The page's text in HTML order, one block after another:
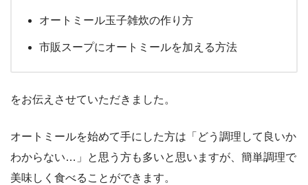
オートミール玉子雑炊の作り方
市販スープにオートミールを加える方法
をお伝えさせていただきました。
オートミールを始めて手にした方は「どう調理して良いか
わからない…」と思う方も多いと思いますが、簡単調理で
美味しく食べることができます。